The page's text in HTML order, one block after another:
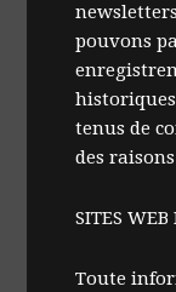
pouvons
tenus de
des
SITES WEB
Toute